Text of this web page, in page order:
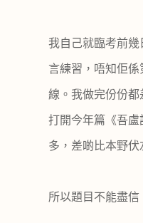
我自己就臨考前幾
言練習，唔知佢
線。我做完份份
打開今年篇《吾
多，差啲比本野伏
所以題目不能盡